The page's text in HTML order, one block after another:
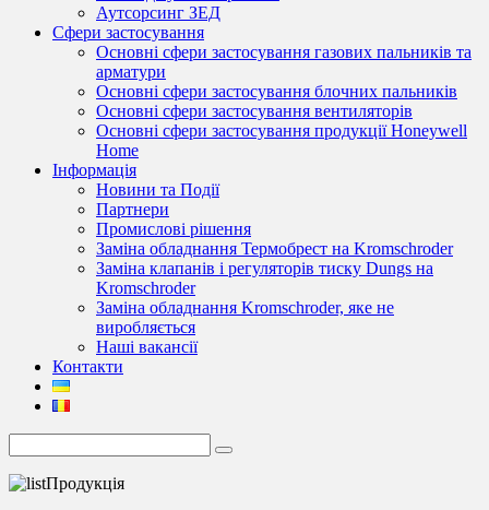
Аутсорсинг ЗЕД
Сфери застосування
Основні сфери застосування газових пальників та
арматури
Основні сфери застосування блочних пальників
Основні сфери застосування вентиляторів
Основні сфери застосування продукції Honeywell
Home
Інформація
Новини та Події
Партнери
Промислові рішення
Заміна обладнання Термобрест на Kromschroder
Заміна клапанів і регуляторів тиску Dungs на
Kromschroder
Заміна обладнання Kromschroder, яке не
виробляється
Наші вакансії
Контакти
Продукція